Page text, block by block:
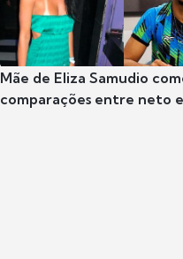
Mãe de Eliza Samudio
comparações entre neto